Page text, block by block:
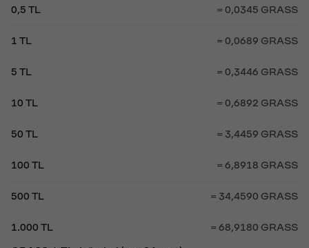
0,5 TL = 0,0345 GRASS
1 TL = 0,0689 GRASS
5 TL = 0,3446 GRASS
10 TL = 0,6892 GRASS
50 TL = 3,4459 GRASS
100 TL = 6,8918 GRASS
500 TL = 34,4590 GRASS
1.000 TL = 68,9180 GRASS